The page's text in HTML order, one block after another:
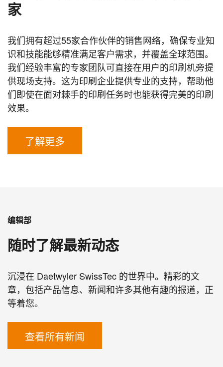
家
我们拥有超过55家合作伙伴的销售网络，确保专业知
识和技能能够精准满足客户需求，并覆盖全球范围。
我们经验丰富的专家团队可直接在用户的印刷机旁提
供现场支持。这为印刷企业提供专业的支持，帮助他
们即使在面对棘手的印刷任务时也能获得完美的印刷
效果。
了解更多
编辑部
随时了解最新动态
沉浸在 Daetwyler SwissTec 的世界中。精彩的文
章，包括产品信息、新闻和许多其他有趣的报道，正
等着您。
查看所有新闻